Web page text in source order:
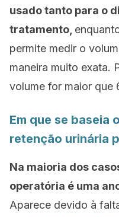
usado tanto para o
tratamento,
permite medir o
maneira muito exata.
volume for maior que
Em que se baseia
retenção urinária
Na maioria dos
operatória é uma
Aparece devido à